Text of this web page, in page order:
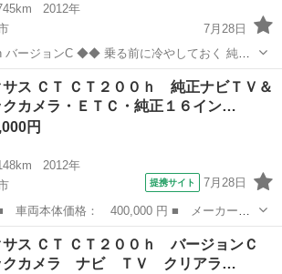
2012年
7月28日
乗る前に冷やしておく 純正
込む前に車内を冷やしておけます ▼ 写真は
5rj...
CT CT200h
サス ＣＴ ＣＴ２００ｈ 純正ナビＴＶ＆
クカメラ・ＥＴＣ・純正１６イン…
円
2012年
提携サイト 7月28日
名： ＣＴ ■ グレード名： ＣＴ２００
クカメラ・ＥＴＣ・純正１６インチＡＷ・シ
CT
サス ＣＴ ＣＴ２００ｈ バージョンＣ
クカメラ ナビ ＴＶ クリアラ…